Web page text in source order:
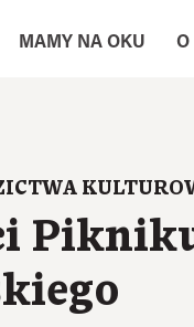
MAMY NA OKU O